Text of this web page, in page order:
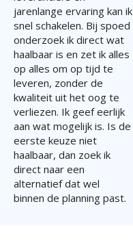
jarenlange ervaring kan ik
snel schakelen. Bij spoed
onderzoek ik direct wat
haalbaar is en zet ik alles
op alles om op tijd te
leveren, zonder de
kwaliteit uit het oog te
verliezen. Ik geef eerlijk
aan wat mogelijk is. Is de
eerste keuze niet
haalbaar, dan zoek ik
direct naar een
alternatief dat wel
binnen de planning past.